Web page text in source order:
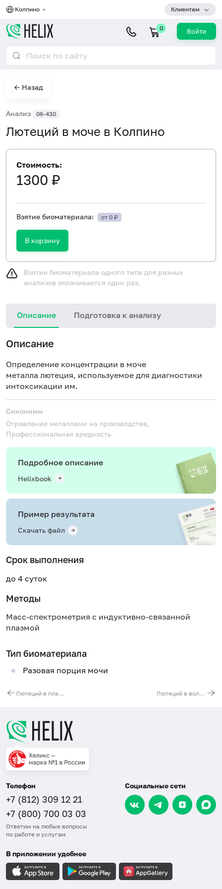
Колпино Клиентам
0 Войти
← Назад
Анализ 06-430
Лютеций в моче в Колпино
Стоимость:
1300 ₽
Взятие биоматериала: от 0 ₽
В корзину
Взятие биоматериала одного типа для разных
анализов оплачивается один раз.
Описание Подготовка к анализу
Описание
Определение концентрации в моче
металла лютеция, используемое для диагностики
интоксикации им.
Синонимы
Отравление металлами на производстве,
Профессиональная вредность
Подробное описание
Helixbook
Пример результата
Скачать файл
Срок выполнения
до 4 суток
Методы
Масс-спектрометрия с индуктивно-связанной
плазмой
Тип биоматериала
Разовая порция мочи
Лютеций в плазме Лютеций в волосах
Телефон
+7 (812) 309 12 21
+7 (800) 700 03 03
Ответим на любые вопросы
по работе и услугам
Социальные сети
В приложении удобнее